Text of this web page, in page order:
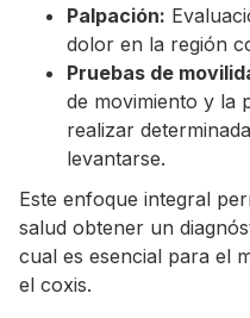
Palpación:
dolor en la región
Pruebas de
de movimiento y la
realizar
levantarse.
Este enfoque integral
salud obtener un
cual es esencial para el
el coxis.